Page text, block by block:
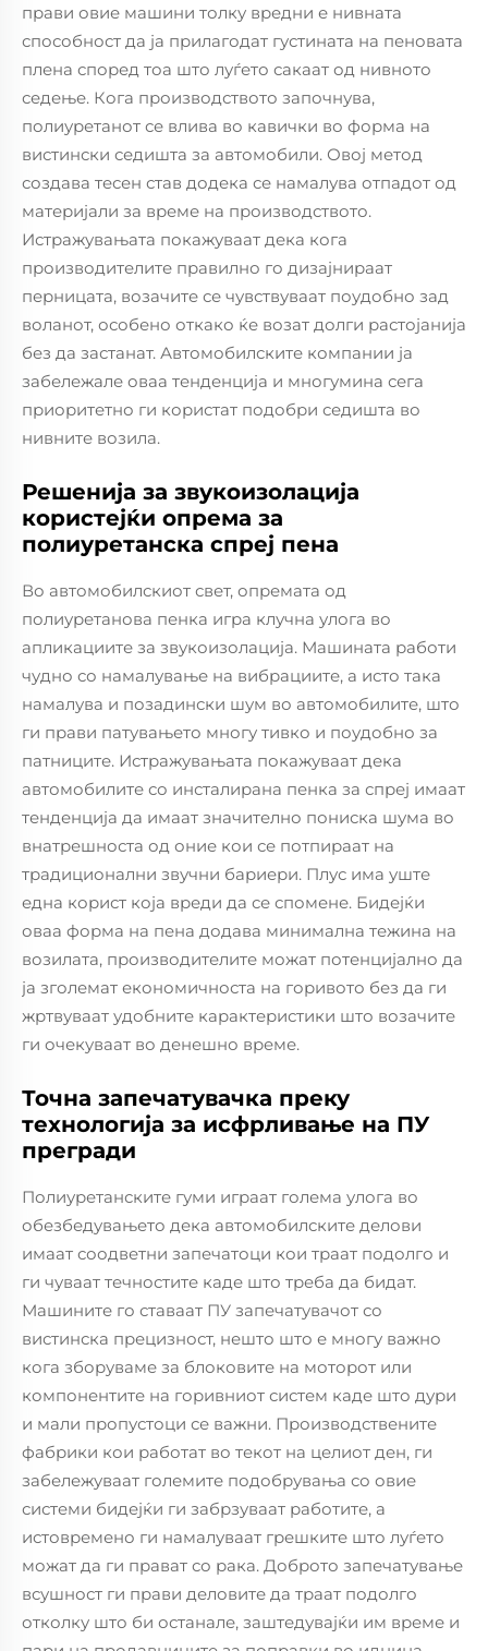
прави овие машини толку вредни е нивната
способност да ја прилагодат густината на пеновата
плена според тоа што луѓето сакаат од нивното
седење. Кога производството започнува,
полиуретанот се влива во кавички во форма на
вистински седишта за автомобили. Овој метод
создава тесен став додека се намалува отпадот од
материјали за време на производството.
Истражувањата покажуваат дека кога
производителите правилно го дизајнираат
перницата, возачите се чувствуваат поудобно зад
воланот, особено откако ќе возат долги растојанија
без да застанат. Автомобилските компании ја
забележале оваа тенденција и многумина сега
приоритетно ги користат подобри седишта во
нивните возила.
Решенија за звукоизолација
користејќи опрема за
полиуретанска спреј пена
Во автомобилскиот свет, опремата од
полиуретанова пенка игра клучна улога во
апликациите за звукоизолација. Машината работи
чудно со намалување на вибрациите, а исто така
намалува и позадински шум во автомобилите, што
ги прави патувањето многу тивко и поудобно за
патниците. Истражувањата покажуваат дека
автомобилите со инсталирана пенка за спреј имаат
тенденција да имаат значително пониска шума во
внатрешноста од оние кои се потпираат на
традиционални звучни бариери. Плус има уште
една корист која вреди да се спомене. Бидејќи
оваа форма на пена додава минимална тежина на
возилата, производителите можат потенцијално да
ја зголемат економичноста на горивото без да ги
жртвуваат удобните карактеристики што возачите
ги очекуваат во денешно време.
Точна запечатувачка преку
технологија за исфрливање на ПУ
прегради
Полиуретанските гуми играат голема улога во
обезбедувањето дека автомобилските делови
имаат соодветни запечатоци кои траат подолго и
ги чуваат течностите каде што треба да бидат.
Машините го ставаат ПУ запечатувачот со
вистинска прецизност, нешто што е многу важно
кога зборуваме за блоковите на моторот или
компонентите на горивниот систем каде што дури
и мали пропустоци се важни. Производствените
фабрики кои работат во текот на целиот ден, ги
забележуваат големите подобрувања со овие
системи бидејќи ги забрзуваат работите, а
истовремено ги намалуваат грешките што луѓето
можат да ги прават со рака. Доброто запечатување
всушност ги прави деловите да траат подолго
отколку што би останале, заштедувајќи им време и